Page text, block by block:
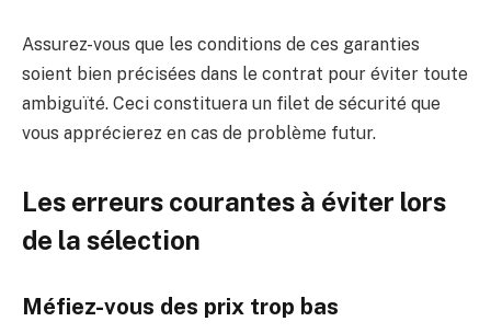
Assurez-vous que les conditions de ces garanties
soient bien précisées dans le contrat pour éviter toute
ambiguïté. Ceci constituera un filet de sécurité que
vous apprécierez en cas de problème futur.
Les erreurs courantes à éviter lors
de la sélection
Méfiez-vous des prix trop bas